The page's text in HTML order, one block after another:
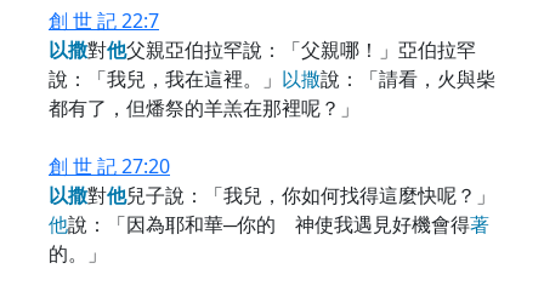
創 世 記 22:7
以撒對他父親亞伯拉罕說：「父親哪！」亞伯拉罕
說：「我兒，我在這裡。」 以撒說：「請看，火與柴
都有了，但燔祭的羊羔在那裡呢？」
創 世 記 27:20
以撒對他兒子說：「我兒，你如何找得這麼快呢？」
他說：「因為耶和華─你的 神使我遇見好機會得著
的。」